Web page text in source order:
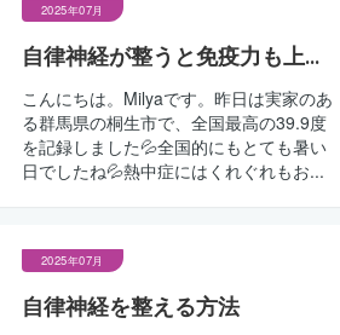
2025年07月
自律神経が整うと免疫力も上...
こんにちは。Milyaです。昨日は実家のあ
る群馬県の桐生市で、全国最高の39.9度
を記録しました💦全国的にもとても暑い
日でしたね💦熱中症にはくれぐれもお...
2025年07月
自律神経を整える方法